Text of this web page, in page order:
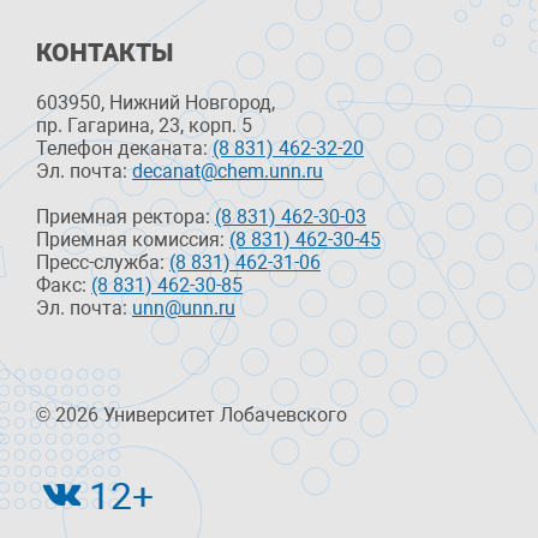
КОНТАКТЫ
603950, Нижний Новгород,
пр. Гагарина, 23, корп. 5
Телефон деканата:(8 831) 462-32-20
Эл. почта:decanat@chem.unn.ru
Приемная ректора:(8 831) 462-30-03
Приемная комиссия: (8 831) 462-30-45
Пресс-служба:(8 831) 462-31-06
Факс: (8 831) 462-30-85
Эл. почта:unn@unn.ru
© 2026 Университет Лобачевского
12+